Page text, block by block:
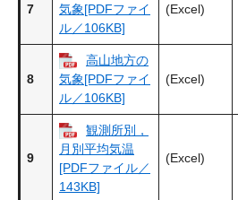
7
気象[PDFファイ
ル／106KB]
(Excel)
8
高山地方の
気象[PDFファイ
ル／106KB]
(Excel)
9
観測所別，
月別平均気温
[PDFファイル／
143KB]
(Excel)